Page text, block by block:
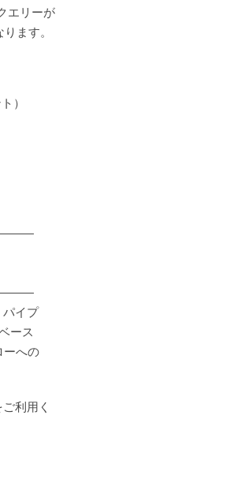
エリーが
ます。
）
パイプ
ース
ーへの
利用く